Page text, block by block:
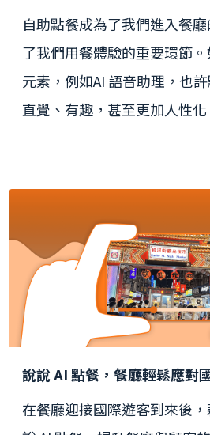
自助點餐成為了我們進入餐
了我們用餐體驗的重要環節
元素，例如AI 語音助理，也
直覺、有趣，甚至更加人性化
說說 AI 點餐，餐廳輕鬆應對
在餐廳迎接國際遊客到來後